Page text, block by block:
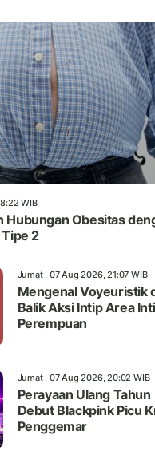
WIB
Hubungan Obesitas
2
Jumat , 07 Aug 2026, 21:07 WIB
Mengenal Voyeuristik
Balik Aksi Intip Area
Perempuan
Jumat , 07 Aug 2026, 20:02 WIB
Perayaan Ulang Tahun
Debut Blackpink Picu
Penggemar